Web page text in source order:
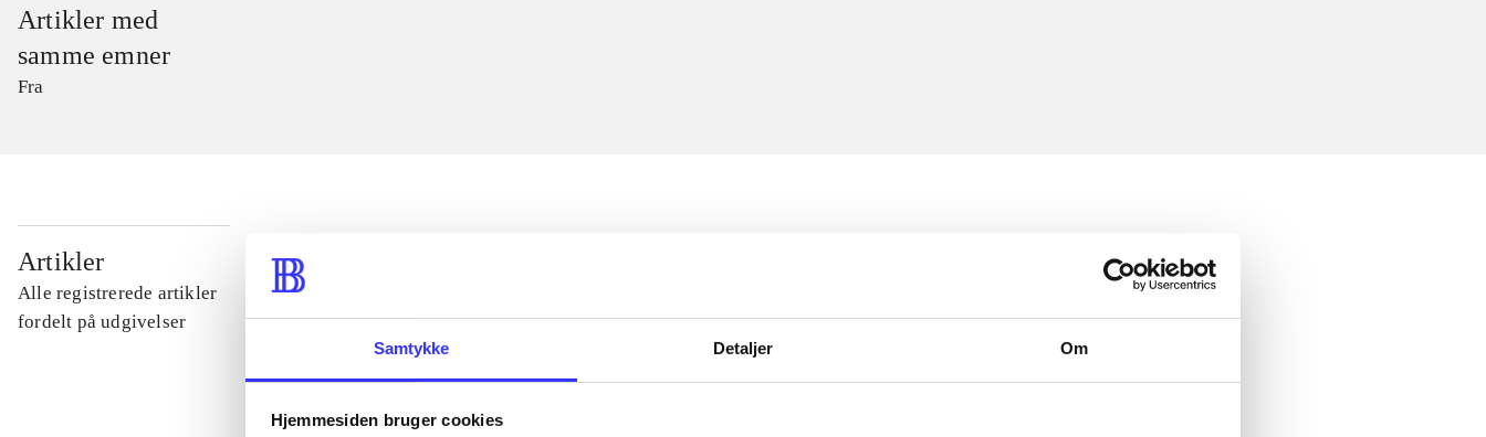
Samtykke Detaljer Om
Hjemmesiden bruger cookies
Artikler med
samme emner
Fra
Artikler
Alle registrerede artikler
fordelt på udgivelser
...